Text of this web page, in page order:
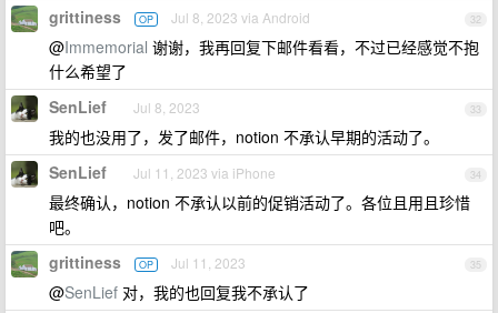
32
grittiness OP Jul 8, 2023 via Android
@Immemorial 谢谢，我再回复下邮件看看，不过已经感觉不抱
什么希望了
33
SenLief Jul 8, 2023
我的也没用了，发了邮件，notion 不承认早期的活动了。
34
SenLief Jul 11, 2023 via iPhone
最终确认，notion 不承认以前的促销活动了。各位且用且珍惜
吧。
35
grittiness OP Jul 11, 2023
@SenLief 对，我的也回复我不承认了